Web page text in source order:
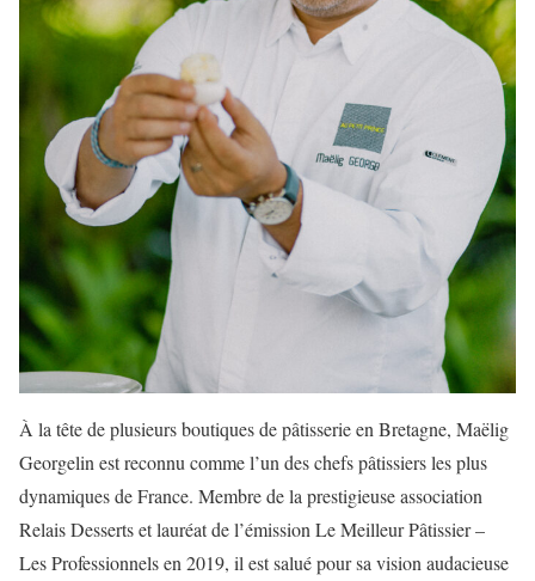
À la tête de plusieurs boutiques de pâtisserie en Bretagne, Maëlig
Georgelin est reconnu comme l’un des chefs pâtissiers les plus
dynamiques de France. Membre de la prestigieuse association
Relais Desserts et lauréat de l’émission Le Meilleur Pâtissier –
Les Professionnels en 2019, il est salué pour sa vision audacieuse